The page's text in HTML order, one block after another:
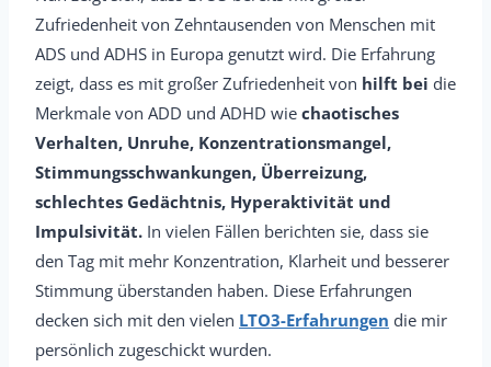
Zufriedenheit von Zehntausenden von Menschen mit
ADS und ADHS in Europa genutzt wird. Die Erfahrung
zeigt, dass es mit großer Zufriedenheit von hilft bei die
Merkmale von ADD und ADHD wie chaotisches
Verhalten, Unruhe, Konzentrationsmangel,
Stimmungsschwankungen, Überreizung,
schlechtes Gedächtnis, Hyperaktivität und
Impulsivität. In vielen Fällen berichten sie, dass sie
den Tag mit mehr Konzentration, Klarheit und besserer
Stimmung überstanden haben. Diese Erfahrungen
decken sich mit den vielen LTO3-Erfahrungen die mir
persönlich zugeschickt wurden.